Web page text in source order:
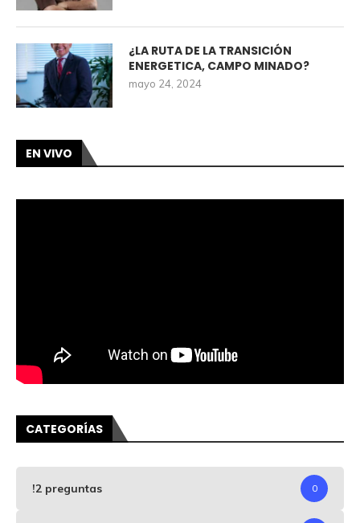
¿LA RUTA DE LA TRANSICIÓN
ENERGETICA, CAMPO MINADO?
mayo 24, 2024
EN VIVO
CATEGORÍAS
!2 preguntas 0